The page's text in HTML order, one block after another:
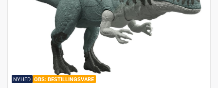
NYHED BESTILLINGSVARE